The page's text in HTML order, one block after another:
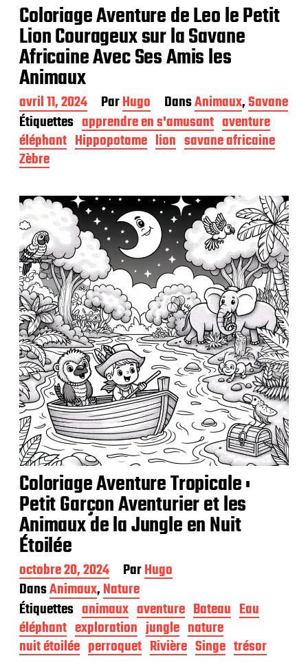
Coloriage Aventure de Leo le Petit
Lion Courageux sur la Savane
Africaine Avec Ses Amis les
Animaux
D
a
t
e
d
e
u
b
l
i
c
a
t
i
o
n
avril 11, 2024 ParHugo DansAnimaux,Savane
Étiquettes apprendre en s'amusant aventure
éléphant Hippopotame lion savane africaine
Zèbre
Coloriage Aventure Tropicale :
Petit Garçon Aventurier et les
Animaux de la Jungle en Nuit
Étoilée
D
a
t
e
d
e
p
octobre 20, 2024 ParHugo
DansAnimaux,Nature
Étiquettes animaux aventure Bateau Eau
éléphant exploration jungle nature
nuit étoilée perroquet Rivière Singe trésor